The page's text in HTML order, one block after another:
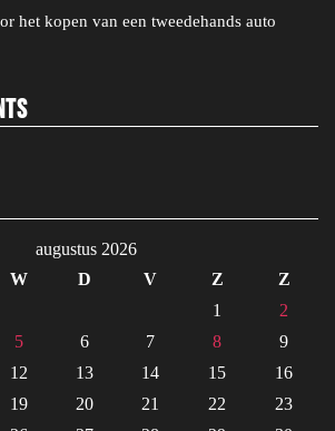
het kopen van een tweedehands auto
augustus 2026
W D V Z
Z
1
2
5 6 7 8
9
12 13 14 15
16
19 20 21 22
23